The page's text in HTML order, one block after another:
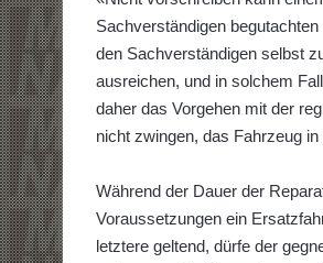
Sachverständigen
den Sachverständigen selbst
ausreichen, und in solchem
daher das Vorgehen mit der
nicht zwingen, das Fahrzeug
Während der Dauer der
Voraussetzungen ein
letztere geltend, dürfe der